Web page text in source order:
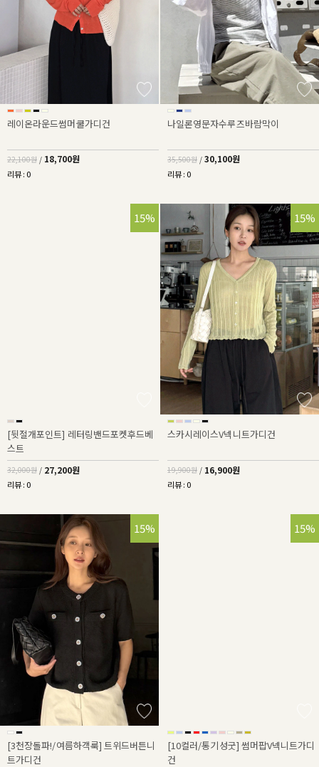
레이온라운드썸머쿨가디건
22,100원 / 18,700원
리뷰 : 0
나일론영문자수루즈바람막이
35,500원 / 30,100원
리뷰 : 0
15%
[뒷절개포인트] 레터링밴드포켓후드베
스트
32,000원 / 27,200원
리뷰 : 0
15%
스카시레이스V넥니트가디건
19,900원 / 16,900원
리뷰 : 0
15%
[3천장돌파!/여름하객룩] 트위드버튼니
트가디건
15%
[10컬러/통기성굿] 썸머팝V넥니트가디
건